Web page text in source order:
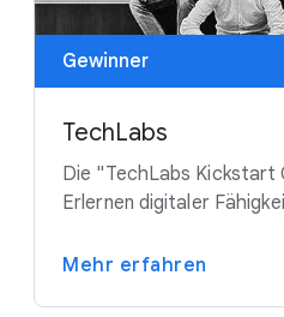
Gewinner
TechLabs
Die "TechLabs Kickstart
Erlernen digitaler
Mehr erfahren